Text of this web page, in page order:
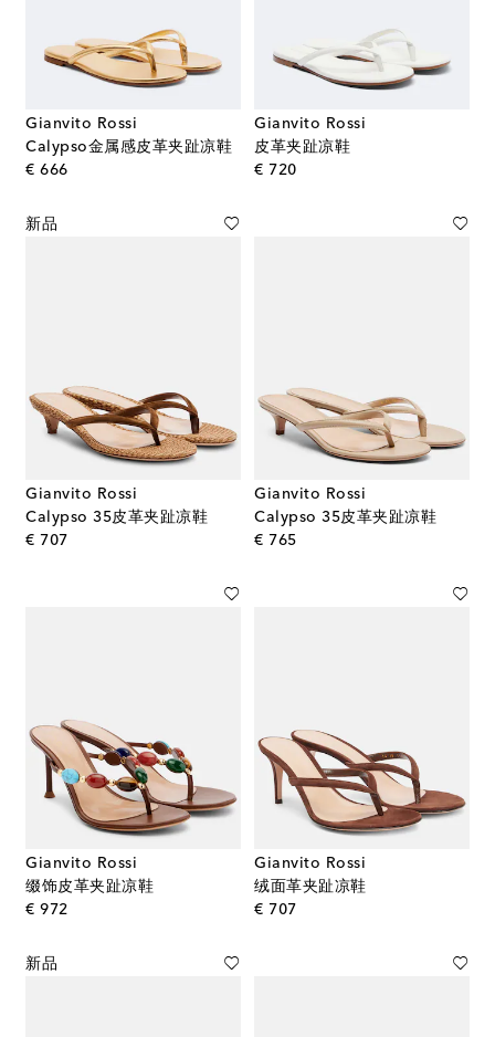
Gianvito Rossi
Calypso金属感皮革夹趾凉鞋
€ 666original price
Gianvito Rossi
皮革夹趾凉鞋
€ 720original price
新品
Gianvito Rossi
Calypso 35皮革夹趾凉鞋
€ 707original price
Gianvito Rossi
Calypso 35皮革夹趾凉鞋
€ 765original price
Gianvito Rossi
缀饰皮革夹趾凉鞋
€ 972original price
Gianvito Rossi
绒面革夹趾凉鞋
€ 707original price
新品